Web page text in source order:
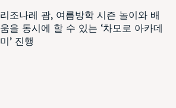
리조나레 괌, 여름방학 시즌 놀이와 배
움을 동시에 할 수 있는 ‘차모로 아카데
미’ 진행